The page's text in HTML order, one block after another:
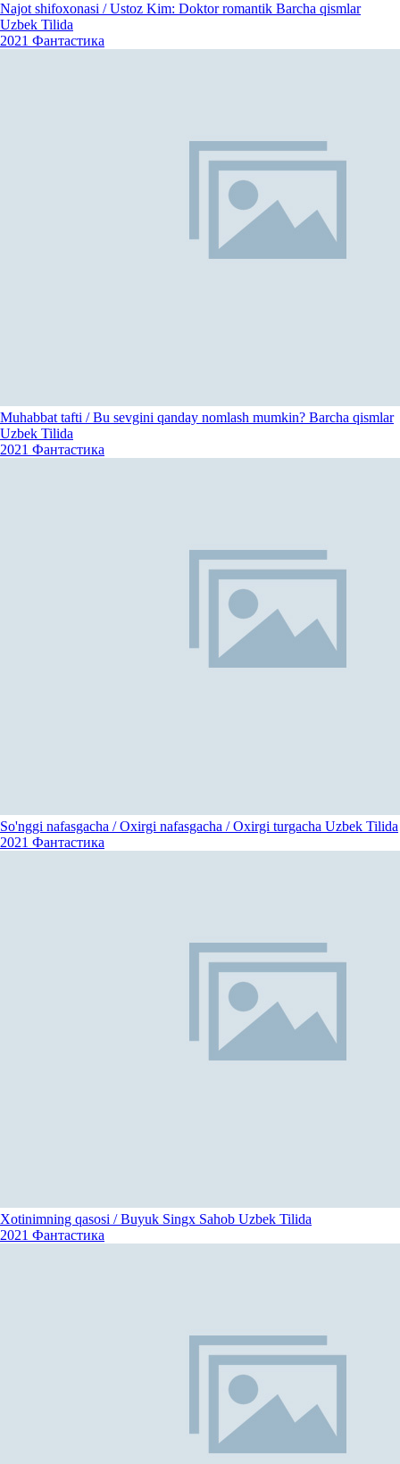
Najot shifoxonasi / Ustoz Kim: Doktor romantik Barcha qismlar
Uzbek Tilida
2021 Фантастика
Muhabbat tafti / Bu sevgini qanday nomlash mumkin? Barcha qismlar
Uzbek Tilida
2021 Фантастика
So'nggi nafasgacha / Oxirgi nafasgacha / Oxirgi turgacha Uzbek Tilida
2021 Фантастика
Xotinimning qasosi / Buyuk Singx Sahob Uzbek Tilida
2021 Фантастика